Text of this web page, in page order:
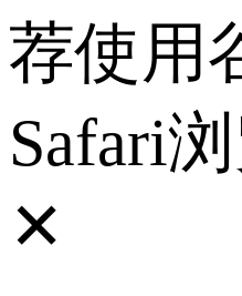
荐使用
Safari浏
✕